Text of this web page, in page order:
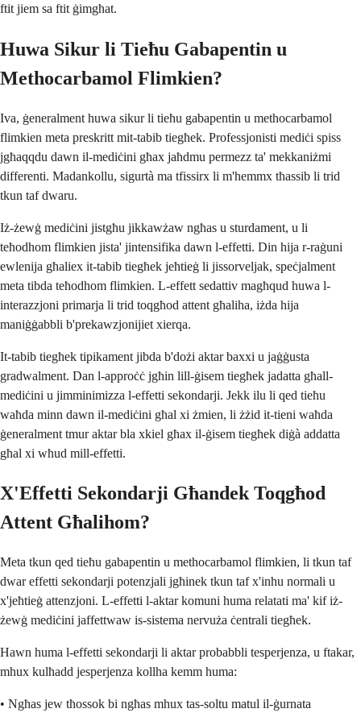
ftit jiem sa ftit ġimgħat.
Huwa Sikur li Tieħu Gabapentin u
Methocarbamol Flimkien?
Iva, ġeneralment huwa sikur li tieħu gabapentin u methocarbamol
flimkien meta preskritt mit-tabib tiegħek. Professjonisti mediċi spiss
jgħaqqdu dawn il-mediċini għax jaħdmu permezz ta' mekkaniżmi
differenti. Madankollu, sigurtà ma tfissirx li m'hemmx tħassib li trid
tkun taf dwaru.
Iż-żewġ mediċini jistgħu jikkawżaw ngħas u sturdament, u li
teħodhom flimkien jista' jintensifika dawn l-effetti. Din hija r-raġuni
ewlenija għaliex it-tabib tiegħek jeħtieġ li jissorveljak, speċjalment
meta tibda teħodhom flimkien. L-effett sedattiv magħqud huwa l-
interazzjoni primarja li trid toqgħod attent għaliha, iżda hija
maniġġabbli b'prekawzjonijiet xierqa.
It-tabib tiegħek tipikament jibda b'dożi aktar baxxi u jaġġusta
gradwalment. Dan l-approċċ jgħin lill-ġisem tiegħek jadatta għall-
mediċini u jimminimizza l-effetti sekondarji. Jekk ilu li qed tieħu
waħda minn dawn il-mediċini għal xi żmien, li żżid it-tieni waħda
ġeneralment tmur aktar bla xkiel għax il-ġisem tiegħek diġà addatta
għal xi wħud mill-effetti.
X'Effetti Sekondarji Għandek Toqgħod
Attent Għalihom?
Meta tkun qed tieħu gabapentin u methocarbamol flimkien, li tkun taf
dwar effetti sekondarji potenzjali jgħinek tkun taf x'inhu normali u
x'jeħtieġ attenzjoni. L-effetti l-aktar komuni huma relatati ma' kif iż-
żewġ mediċini jaffettwaw is-sistema nervuża ċentrali tiegħek.
Hawn huma l-effetti sekondarji li aktar probabbli tesperjenza, u ftakar,
mhux kulħadd jesperjenza kollha kemm huma:
• Ngħas jew tħossok bi ngħas mhux tas-soltu matul il-ġurnata